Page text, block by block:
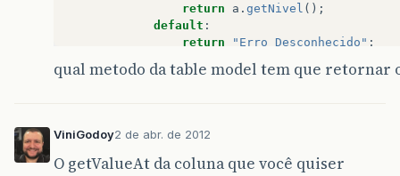
return
a . getNivel ();
default :
return
"Erro Desconhecido" ;
}
if ( col ==COL_NOME ) {
qual metodo da table model tem que retornar
ViniGodoy2 de abr. de 2012
O getValueAt da coluna que você quiser